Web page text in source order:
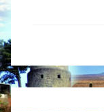
Navigation